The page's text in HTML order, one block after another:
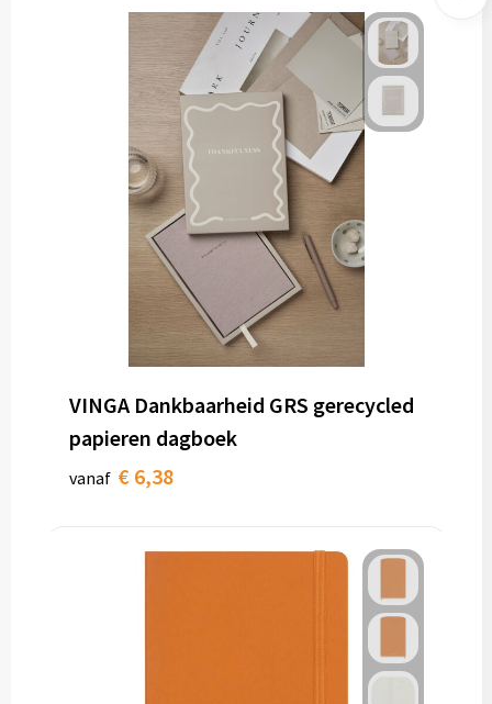
VINGA Dankbaarheid GRS gerecycled
papieren dagboek
vanaf € 6,38